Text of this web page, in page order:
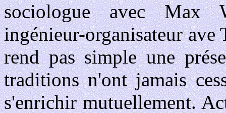
sociologue avec Max
ingénieur-organisateur
rend pas simple une
traditions n'ont jamais
s'enrichir mutuellement.